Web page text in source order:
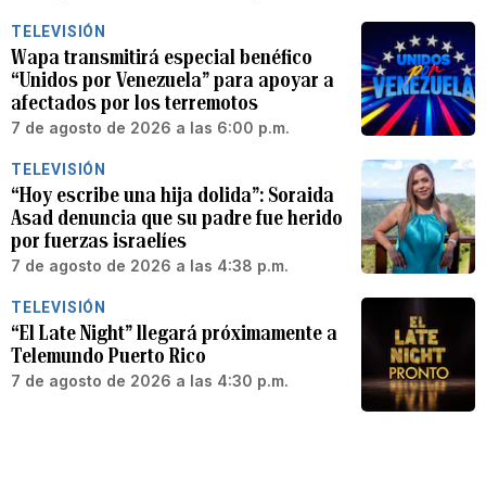
TELEVISIÓN
Wapa transmitirá especial benéfico
“Unidos por Venezuela” para apoyar a
afectados por los terremotos
7 de agosto de 2026 a las 6:00 p.m.
TELEVISIÓN
“Hoy escribe una hija dolida”: Soraida
Asad denuncia que su padre fue herido
por fuerzas israelíes
7 de agosto de 2026 a las 4:38 p.m.
TELEVISIÓN
“El Late Night” llegará próximamente a
Telemundo Puerto Rico
7 de agosto de 2026 a las 4:30 p.m.